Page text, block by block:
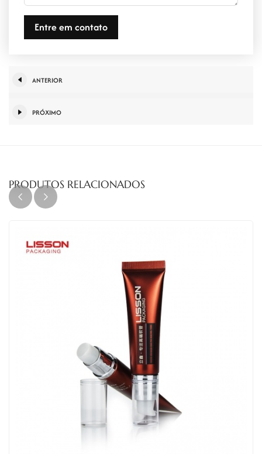
Entre em contato
ANTERIOR
PRÓXIMO
PRODUTOS RELACIONADOS